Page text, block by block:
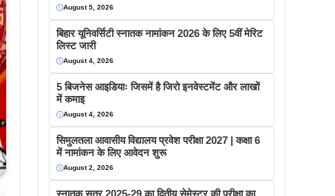
August 5, 2026
बिहार यूनिवर्सिटी स्नातक नामांकन 2026 के लिए 5वीं मेरिट
लिस्ट जारी
August 4, 2026
5 बिजनेस आइडियाः जिसमें है जिरो इनवेस्टमेंट और लाखों
में कमाइ
August 4, 2026
सिमुलतला आवासीय विद्यालय प्रवेश परीक्षा 2027 | कक्षा 6
में नामांकन के लिए आवेदन शुरू
August 2, 2026
स्नातक सत्र 2025-29 का द्वितीय सेमेस्टर की परीक्षा का